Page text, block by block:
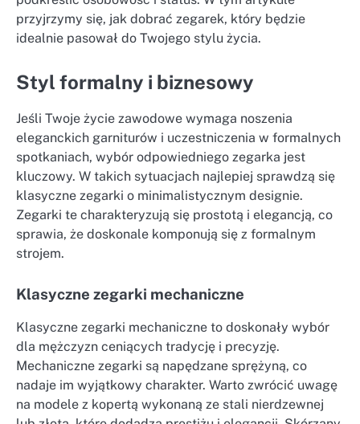
przyjrzymy się, jak dobrać zegarek, który będzie
idealnie pasował do Twojego stylu życia.
Styl formalny i biznesowy
Jeśli Twoje życie zawodowe wymaga noszenia
eleganckich garniturów i uczestniczenia w formalnych
spotkaniach, wybór odpowiedniego zegarka jest
kluczowy. W takich sytuacjach najlepiej sprawdzą się
klasyczne zegarki o minimalistycznym designie.
Zegarki te charakteryzują się prostotą i elegancją, co
sprawia, że doskonale komponują się z formalnym
strojem.
Klasyczne zegarki mechaniczne
Klasyczne zegarki mechaniczne to doskonały wybór
dla mężczyzn ceniących tradycję i precyzję.
Mechaniczne zegarki są napędzane sprężyną, co
nadaje im wyjątkowy charakter. Warto zwrócić uwagę
na modele z kopertą wykonaną ze stali nierdzewnej